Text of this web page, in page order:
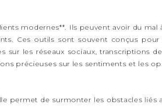
modernes**. Ils peuvent avoir du mal
Ces outils sont souvent conçus pour
les réseaux sociaux, transcriptions
précieuses sur les sentiments et les
permet de surmonter les obstacles liés